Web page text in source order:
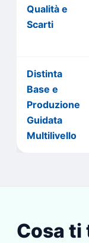
Qualità e
Scarti
Distinta
Base e
Produzione
Guidata
Multilivello
Cosa ti